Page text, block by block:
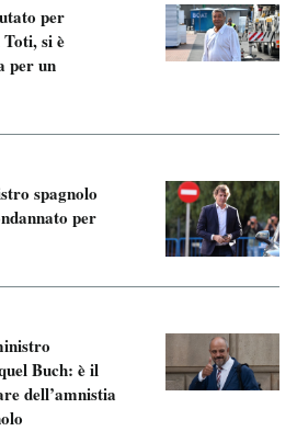
per
si è
per un
spagnolo
per
Buch: è il
dell’amnistia